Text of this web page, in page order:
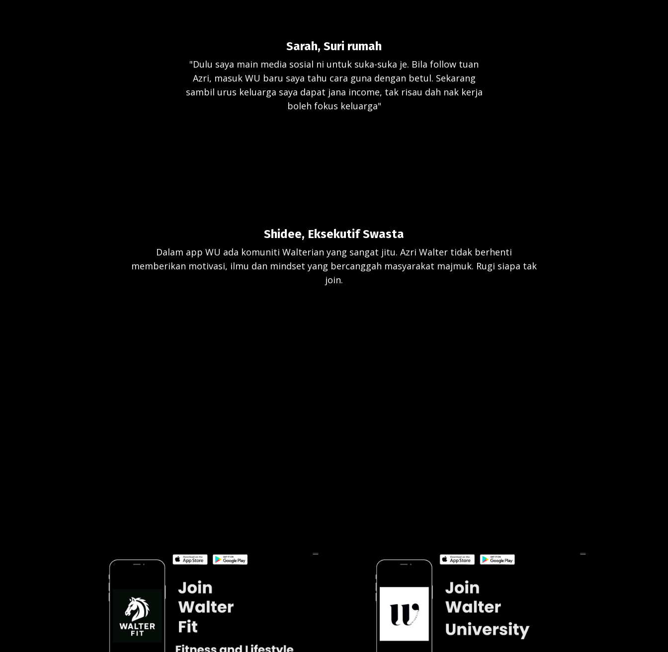
Sarah, Suri rumah
"Dulu saya main media sosial ni untuk suka-suka je. Bila follow tuan
Azri, masuk WU baru saya tahu cara guna dengan betul. Sekarang
sambil urus keluarga saya dapat jana income, tak risau dah nak kerja
boleh fokus keluarga"
Shidee, Eksekutif Swasta
Dalam app WU ada komuniti Walterian yang sangat jitu. Azri Walter tidak berhenti
memberikan motivasi, ilmu dan mindset yang bercanggah masyarakat majmuk. Rugi siapa tak
join.